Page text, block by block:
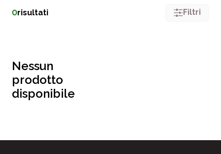
0risultati Filtri
Nessun
prodotto
disponibile